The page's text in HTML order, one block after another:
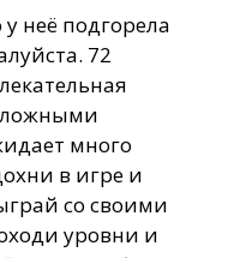
неё подгорела
72
много
в игре и
со своими
уровни и